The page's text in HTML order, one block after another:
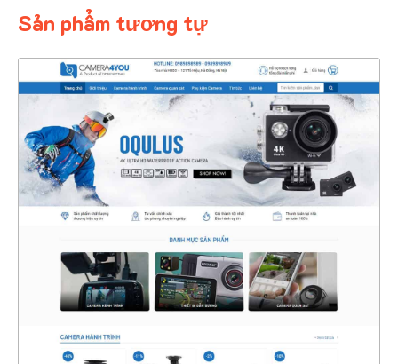
Sản phẩm tương tự
4345
CHI TIẾT